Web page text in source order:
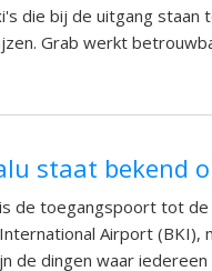
die bij de uitgang staan
Grab werkt
staat bekend
de toegangspoort tot
Airport
de dingen waar